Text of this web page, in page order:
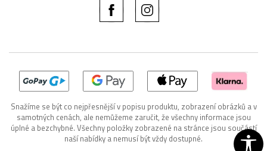
Snažíme se být co nejpřesnější v popisu produktu, zobrazení obrázků a v
samotných cenách, ale nemůžeme zaručit, že všechny informace jsou
úplné a bezchybné. Všechny položky zobrazené na stránce jsou součástí
naší nabídky a nemusí být vždy dostupné.